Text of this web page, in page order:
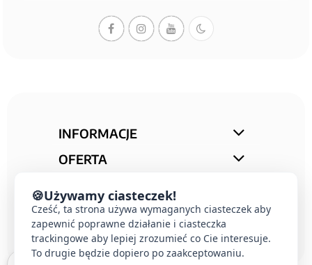
INFORMACJE
OFERTA
KONTAKT
🍪Używamy ciasteczek!
Cześć, ta strona używa wymaganych ciasteczek aby
zapewnić poprawne działanie i ciasteczka
trackingowe aby lepiej zrozumieć co Cie interesuje.
To drugie będzie dopiero po zaakceptowaniu.